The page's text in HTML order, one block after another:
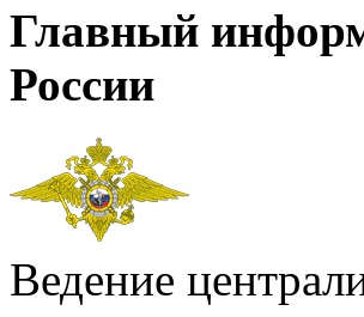
Главный
России
Ведение